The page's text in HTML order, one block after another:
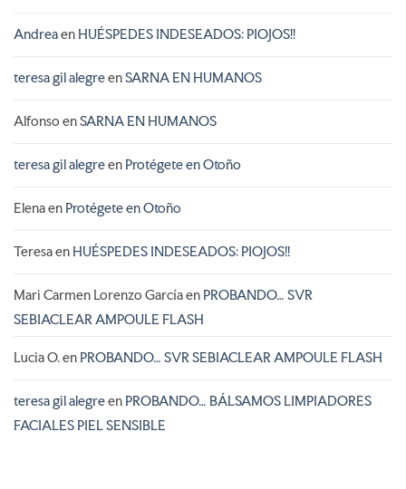
Andreaen HUÉSPEDES INDESEADOS: PIOJOS!!
teresa gil alegreenSARNA EN HUMANOS
Alfonso enSARNA EN HUMANOS
teresa gil alegreen Protégete en Otoño
Elenaen Protégete en Otoño
Teresaen HUÉSPEDES INDESEADOS: PIOJOS!!
Mari Carmen Lorenzo Garcíaen PROBANDO… SVR
SEBIACLEAR AMPOULE FLASH
Lucia O.en PROBANDO… SVR SEBIACLEAR AMPOULE FLASH
teresa gil alegreen PROBANDO… BÁLSAMOS LIMPIADORES
FACIALES PIEL SENSIBLE